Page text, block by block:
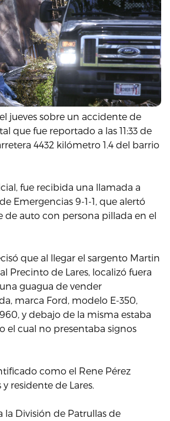
jueves sobre un accidente de
que fue reportado a las 11:33 de
4432 kilómetro 1.4 del barrio
fue recibida una llamada a
Emergencias 9-1-1, que alertó
de auto con persona pillada en el
que al llegar el sargento Martin
Precinto de Lares, localizó fuera
guagua de vender
marca Ford, modelo E-350,
y debajo de la misma estaba
el cual no presentaba signos
como el Rene Pérez
residente de Lares.
la División de Patrullas de